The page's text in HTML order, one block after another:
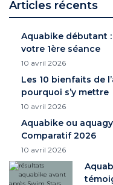
Articles récents
Aquabike débutant
votre 1ère séance
10 avril 2026
Les 10 bienfaits de
pourquoi s’y mettre
10 avril 2026
Aquabike ou
Comparatif 2026
10 avril 2026